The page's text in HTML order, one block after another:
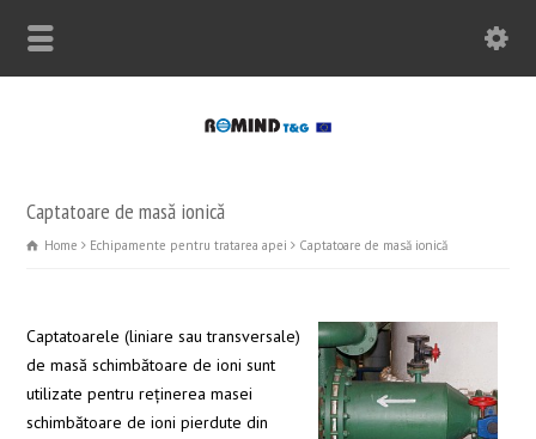
Captatoare de masă ionică
Home Echipamente pentru tratarea apei Captatoare de masă ionică
Captatoarele (liniare sau transversale)
de masă schimbătoare de ioni sunt
utilizate pentru reţinerea masei
schimbătoare de ioni pierdute din